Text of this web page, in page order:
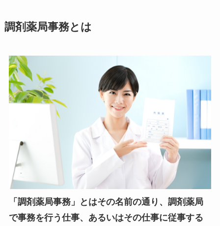
調剤薬局事務とは
「調剤薬局事務」とはその名前の通り、調剤薬局
で事務を行う仕事、あるいはその仕事に従事する